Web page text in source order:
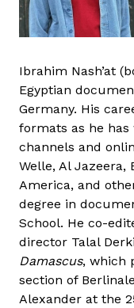
Ibrahim Nash’at
Egyptian
Germany. His
formats as he
channels and
Welle, Al Jazeera,
America, and
degree in
School. He co-
director Talal
Damascus, which
section of
Alexander at the